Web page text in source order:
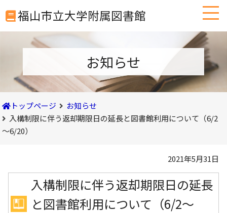
へ
移
動
福山市立大学附属図書館
お知らせ
トップページ
お知らせ
入構制限に伴う返却期限日の延長と図書館利用について（6/2
～6/20）
2021年5月31日
入構制限に伴う返却期限日の延長
と図書館利用について（6/2～